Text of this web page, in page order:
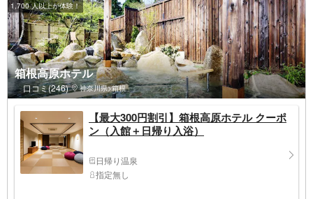
1,700 人以上が体験！
箱根高原ホテル
口コミ(246) 神奈川県>箱根
【最大300円割引】箱根高原ホテル クーポ
ン（入館＋日帰り入浴）
日帰り温泉
指定無し